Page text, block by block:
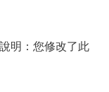
明：您修改了此